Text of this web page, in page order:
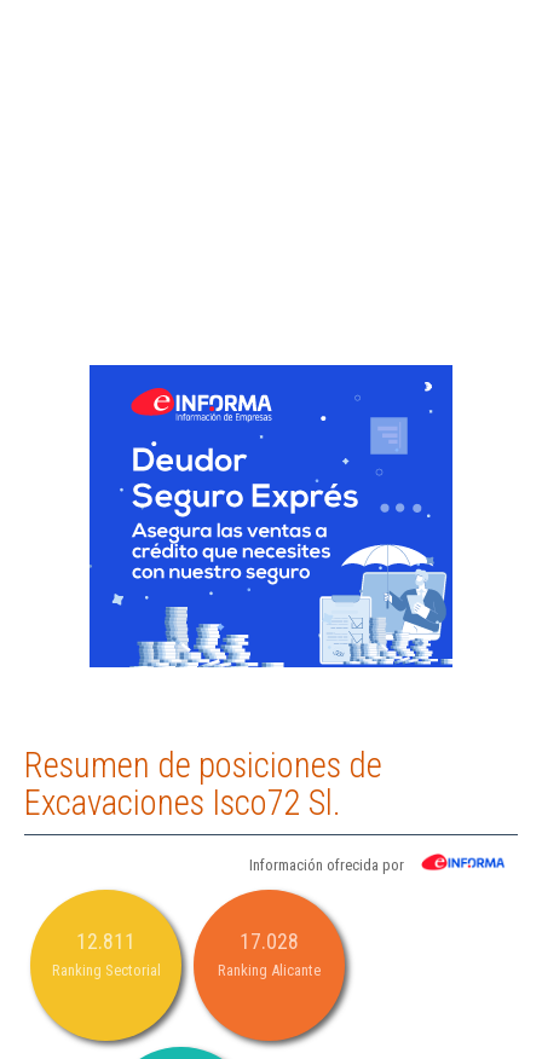
Resumen de posiciones de
Excavaciones Isco72 Sl.
Información ofrecida por
12.811
Ranking Sectorial
17.028
Ranking Alicante